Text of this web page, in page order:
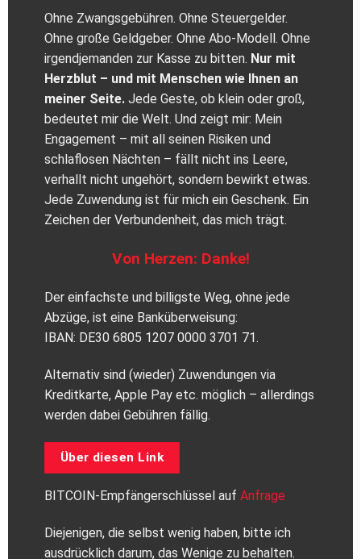
Ohne Zwangsgebühren. Ohne Steuergelder.
Ohne große Geldgeber. Ohne Abo-Modell. Ohne
irgendjemanden zur Kasse zu bitten. Nur mit
Herzblut – und mit Menschen wie Ihnen an
meiner Seite. Jede Geste, ob klein oder groß,
bedeutet mir die Welt. Und zeigt mir: Mein
Engagement – mit all seinen Risiken und
schlaflosen Nächten – fällt nicht ins Leere,
verhallt nicht ungehört, sondern bewirkt etwas.
Jede Zuwendung ist für mich ein Geschenk. Ein
Zeichen der Verbundenheit, das mich trägt.
Von Herzen: Danke!
Der einfachste und billigste Weg, ohne jede
Abzüge, ist eine Banküberweisung:
IBAN: DE30 6805 1207 0000 3701 71.
Alternativ sind (wieder) Zuwendungen via
Kreditkarte, Apple Pay etc. möglich – allerdings
werden dabei Gebühren fällig.
Über diesen Link
BITCOIN-Empfängerschlüssel auf Anfrage
Diejenigen, die selbst wenig haben, bitte ich
ausdrücklich darum, das Wenige zu behalten.